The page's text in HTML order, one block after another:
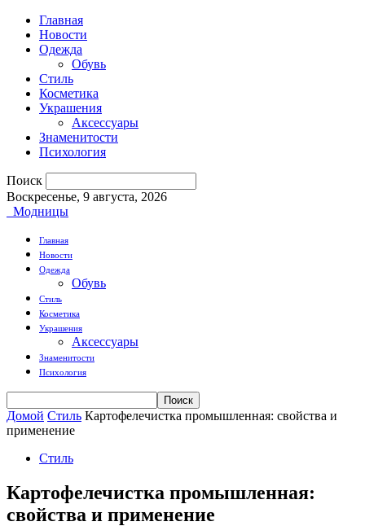
Главная
Новости
Одежда
Обувь
Стиль
Косметика
Украшения
Аксессуары
Знаменитости
Психология
Поиск
Воскресенье, 9 августа, 2026
Модницы
Главная
Новости
Одежда
Обувь
Стиль
Косметика
Украшения
Аксессуары
Знаменитости
Психология
Домой Стиль Картофелечистка промышленная: свойства и
применение
Стиль
Картофелечистка промышленная:
свойства и применение